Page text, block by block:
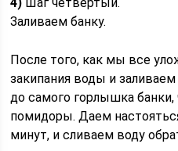
Заливаем банку.
После того, как мы все
закипания воды и
до самого горлышка
помидоры. Даем
минут, и сливаем воду